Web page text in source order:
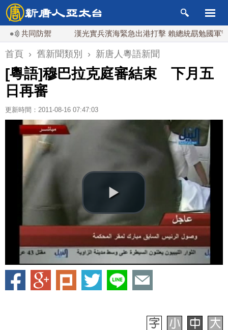
共同防禦 漢光實兵濱海緊急出港打擊 賴總統勗勉國軍守護
首頁 › 舊新聞類別 › 新唐人粵語新聞
[粵語]穆巴拉克庭審結束 下月五
日再審
更新時間：2011-08-16 07:47:03